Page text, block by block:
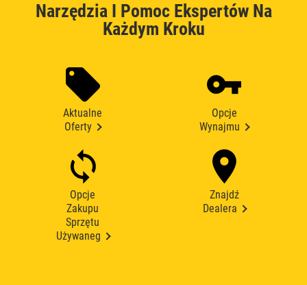
Narzędzia I Pomoc Ekspertów Na
Każdym Kroku
Aktualne
Oferty
Opcje
Wynajmu
Opcje
Zakupu
Sprzętu
Używaneg
Znajdź
Dealera